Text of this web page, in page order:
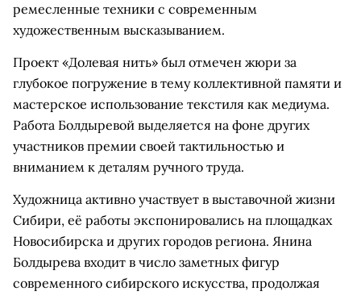
ремесленные техники с современным
художественным высказыванием.
Проект «Долевая нить» был отмечен жюри за
глубокое погружение в тему коллективной памяти и
мастерское использование текстиля как медиума.
Работа Болдыревой выделяется на фоне других
участников премии своей тактильностью и
вниманием к деталям ручного труда.
Художница активно участвует в выставочной жизни
Сибири, её работы экспонировались на площадках
Новосибирска и других городов региона. Янина
Болдырева входит в число заметных фигур
современного сибирского искусства, продолжая